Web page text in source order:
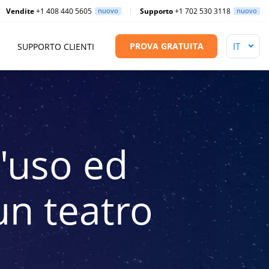
Vendite+1 408 440 5605 nuovo Supporto+1 702 530 3118 nuovo
SUPPORTO CLIENTI PROVA GRATUITA
ed
teatro